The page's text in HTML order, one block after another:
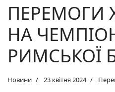
ПЕРЕМОГИ
НА
РИМСЬКОЇ
Новини 23 квітня 2024